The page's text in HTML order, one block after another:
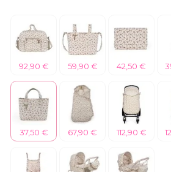
92,90 € 59,90 € 42,50 €
37,50 € 67,90 € 112,90 €